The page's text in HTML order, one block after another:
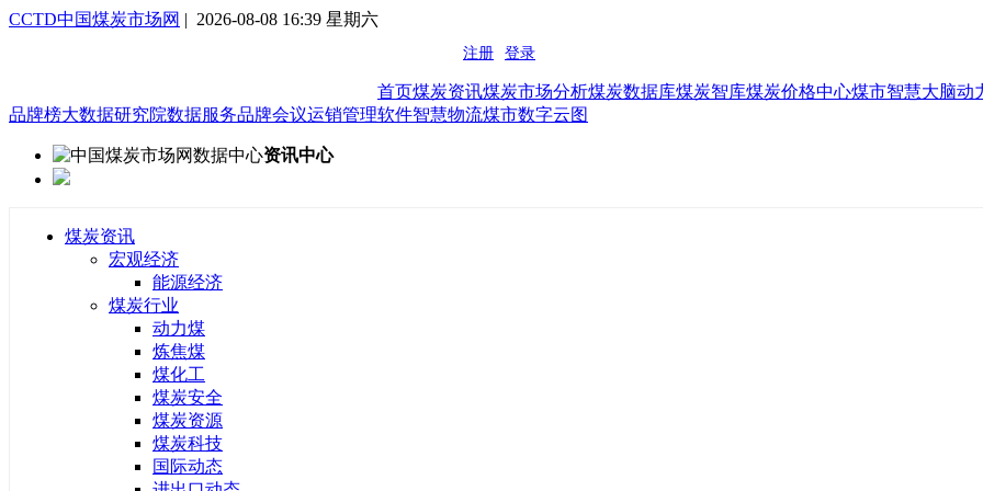
CCTD中国煤炭市场网 | 2026-08-08 16:39 星期六
首页煤炭资讯煤炭市场分析煤炭数据库煤炭智库煤炭价格中心煤市智慧大脑动
品牌榜大数据研究院数据服务品牌会议运销管理软件智慧物流煤市数字云图
资讯中心
煤炭资讯
宏观经济
能源经济
煤炭行业
动力煤
炼焦煤
煤化工
煤炭安全
煤炭资源
煤炭科技
国际动态